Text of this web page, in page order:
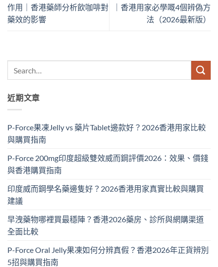
作用｜香港藥師分析飲咖啡對
藥效的影響
｜香港用家必學嘅4個辨偽方
法（2026最新版）
近期文章
P-Force果凍Jelly vs 藥片Tablet邊款好？2026香港用家比較
與購買指南
P-Force 200mg印度超級雙效威而鋼評價2026：效果、價錢
與香港購買指南
印度威而鋼學名藥邊隻好？2026香港用家真實比較與購買
建議
早洩藥物哪裡買最穩陣？香港2026藥房、診所與網購渠道
全面比較
P-Force Oral Jelly果凍如何分辨真假？香港2026年正貨辨別
5招與購買指南